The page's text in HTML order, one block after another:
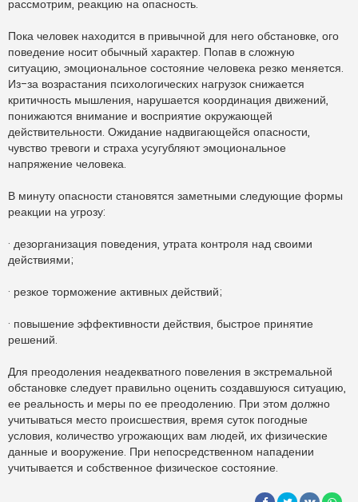
рассмотрим, реакцию на опасность.
Пока человек находится в привычной для него обстановке, ого
поведение носит обычный характер. Попав в сложную
ситуацию, эмоциональное состояние человека резко меняется.
Из-за возрастания психологических нагрузок снижается
критичность мышления, нарушается координация движений,
понижаются внимание и восприятие окружающей
действительности. Ожидание надвигающейся опасности,
чувство тревоги и страха усугубляют эмоциональное
напряжение человека.
В минуту опасности становятся заметными следующие формы
реакции на угрозу:
· дезорганизация поведения, утрата контроля над своими
действиями;
· резкое торможение активных действий;
· повышение эффективности действия, быстрое принятие
решений.
Для преодоления неадекватного повеления в экстремальной
обстановке следует правильно оценить создавшуюся ситуацию,
ее реальность и меры по ее преодолению. При этом должно
учитываться место происшествия, время суток погодные
условия, количество угрожающих вам людей, их физические
данные и вооружение. При непосредственном нападении
учитывается и собственное физическое состояние.